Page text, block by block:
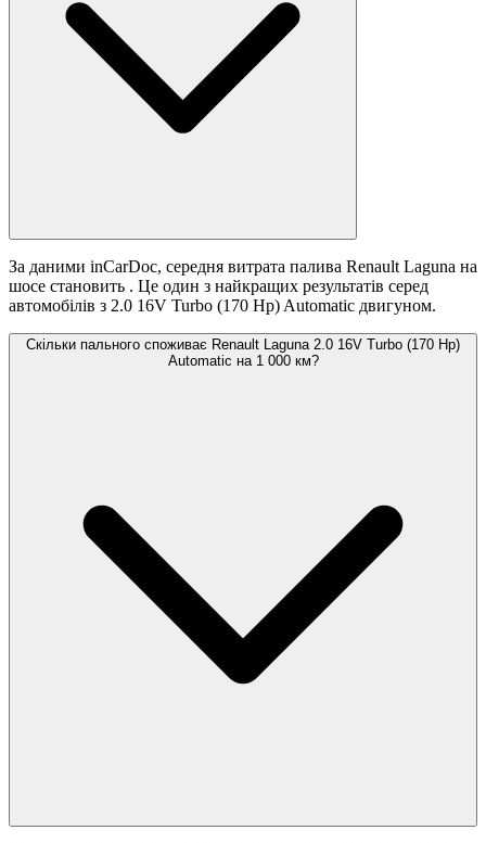
За даними inCarDoc, середня витрата палива Renault Laguna на
шосе становить . Це один з найкращих результатів серед
автомобілів з 2.0 16V Turbo (170 Hp) Automatic двигуном.
Скільки пального споживає Renault Laguna 2.0 16V Turbo (170 Hp)
Automatic на 1 000 км?